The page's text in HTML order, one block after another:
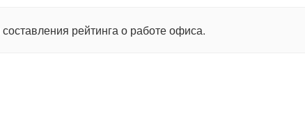
рейтинга о работе офиса.